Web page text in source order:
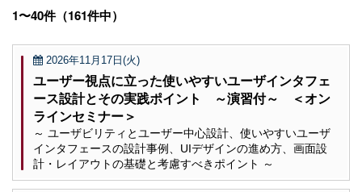
1〜40件（161件中）
2026年11月17日(火)
ユーザー視点に立った使いやすいユーザインタフェ
ース設計とその実践ポイント ～演習付～ ＜オン
ラインセミナー＞
～ ユーザビリティとユーザー中心設計、使いやすいユーザ
インタフェースの設計事例、UIデザインの進め方、画面設
計・レイアウトの基礎と考慮すべきポイント ～